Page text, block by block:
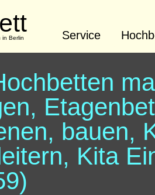
in Berlin Service
bauen,
Kita